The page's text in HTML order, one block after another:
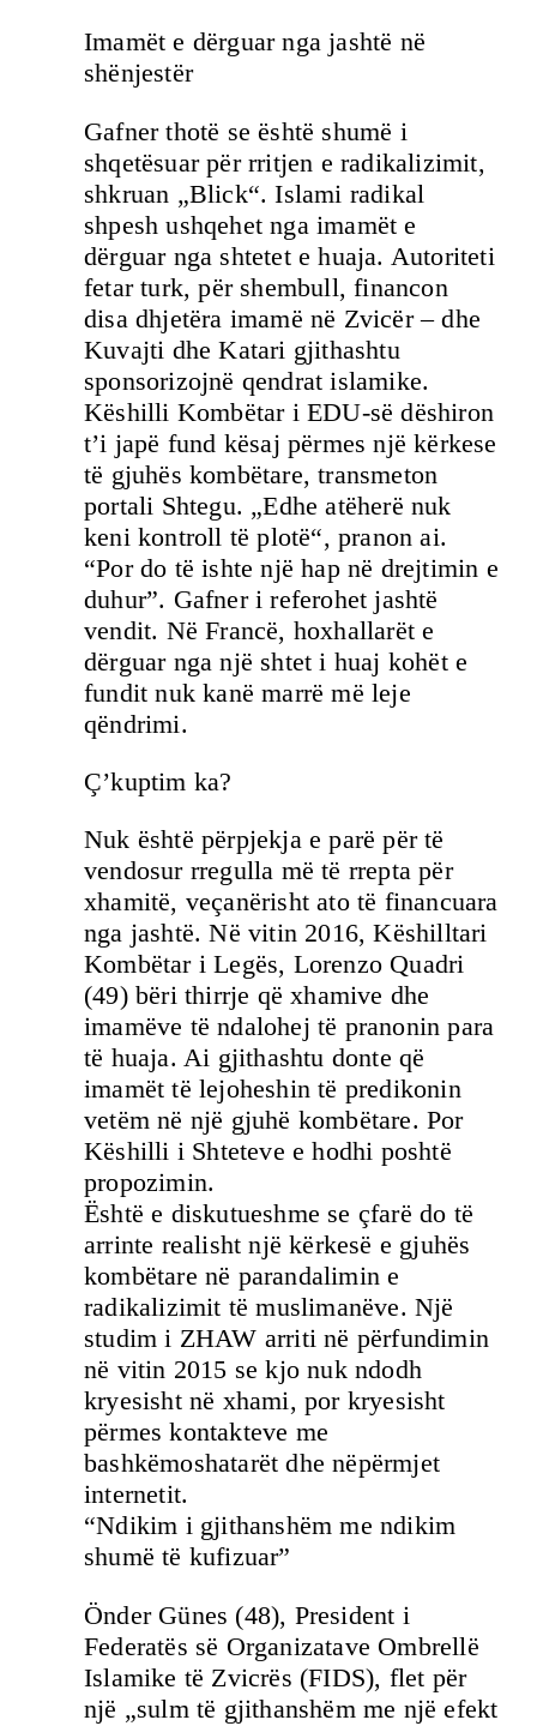
Imamët e dërguar nga jashtë në
shënjestër
Gafner thotë se është shumë i
shqetësuar për rritjen e radikalizimit,
shkruan „Blick“. Islami radikal
shpesh ushqehet nga imamët e
dërguar nga shtetet e huaja. Autoriteti
fetar turk, për shembull, financon
disa dhjetëra imamë në Zvicër – dhe
Kuvajti dhe Katari gjithashtu
sponsorizojnë qendrat islamike.
Këshilli Kombëtar i EDU-së dëshiron
t’i japë fund kësaj përmes një kërkese
të gjuhës kombëtare, transmeton
portali Shtegu. „Edhe atëherë nuk
keni kontroll të plotë“, pranon ai.
“Por do të ishte një hap në drejtimin e
duhur”. Gafner i referohet jashtë
vendit. Në Francë, hoxhallarët e
dërguar nga një shtet i huaj kohët e
fundit nuk kanë marrë më leje
qëndrimi.
Ç’kuptim ka?
Nuk është përpjekja e parë për të
vendosur rregulla më të rrepta për
xhamitë, veçanërisht ato të financuara
nga jashtë. Në vitin 2016, Këshilltari
Kombëtar i Legës, Lorenzo Quadri
(49) bëri thirrje që xhamive dhe
imamëve të ndalohej të pranonin para
të huaja. Ai gjithashtu donte që
imamët të lejoheshin të predikonin
vetëm në një gjuhë kombëtare. Por
Këshilli i Shteteve e hodhi poshtë
propozimin.
Është e diskutueshme se çfarë do të
arrinte realisht një kërkesë e gjuhës
kombëtare në parandalimin e
radikalizimit të muslimanëve. Një
studim i ZHAW arriti në përfundimin
në vitin 2015 se kjo nuk ndodh
kryesisht në xhami, por kryesisht
përmes kontakteve me
bashkëmoshatarët dhe nëpërmjet
internetit.
“Ndikim i gjithanshëm me ndikim
shumë të kufizuar”
Önder Günes (48), President i
Federatës së Organizatave Ombrellë
Islamike të Zvicrës (FIDS), flet për
një „sulm të gjithanshëm me një efekt